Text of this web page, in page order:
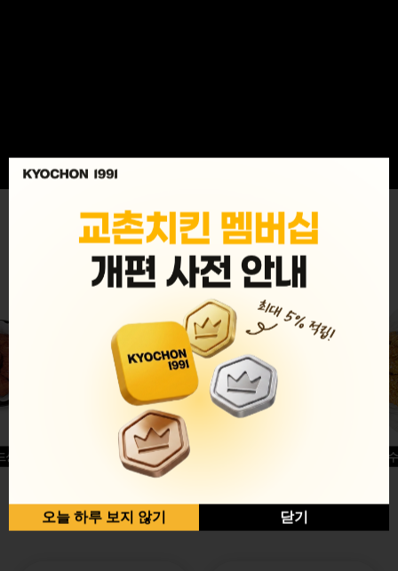
MENU
글윙
반반순살[레드+허니]
허니옥
오늘 하루 보지 않기 닫기